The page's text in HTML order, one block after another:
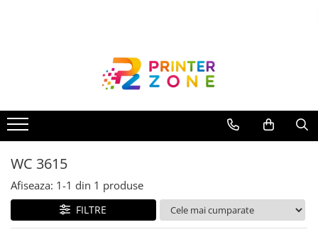
Imprimante cu jet
Multifunctionale laser
Multifunctionale cu jet
Imprimante etichete
Imprimante termice
Scanere
WC 3615
Afiseaza: 1-1 din 1 produse
FILTRE